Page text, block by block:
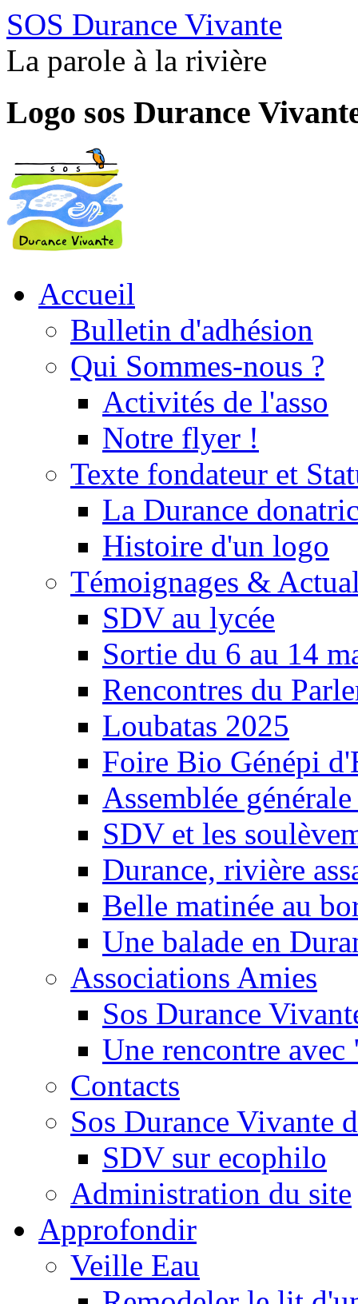
SOS Durance Vivante
La parole à la rivière
Logo sos Durance
Accueil
Bulletin d'adhésion
Qui Sommes-nous ?
Activités de l'asso
Notre flyer !
Texte fondateur et
La Durance
Histoire d'un logo
Témoignages &
SDV au lycée
Sortie du 6 au 14
Rencontres du
Loubatas 2025
Foire Bio Génépi
Assemblée
SDV et les
Durance, rivière
Belle matinée au
Une balade en
Associations Amies
Sos Durance
Une rencontre
Contacts
Sos Durance Vivante
SDV sur ecophilo
Administration du site
Approfondir
Veille Eau